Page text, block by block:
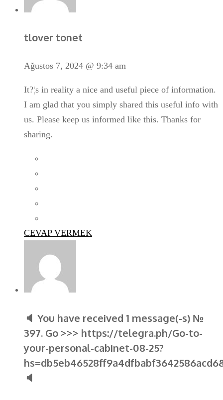
tlover tonet
Ağustos 7, 2024 @ 9:34 am
It?¦s in reality a nice and useful piece of information.
I am glad that you simply shared this useful info with
us. Please keep us informed like this. Thanks for
sharing.
CEVAP VERMEK
🔈 You have received 1 message(-s) №
397. Go >>> https://telegra.ph/Go-to-
your-personal-cabinet-08-25?
🔈